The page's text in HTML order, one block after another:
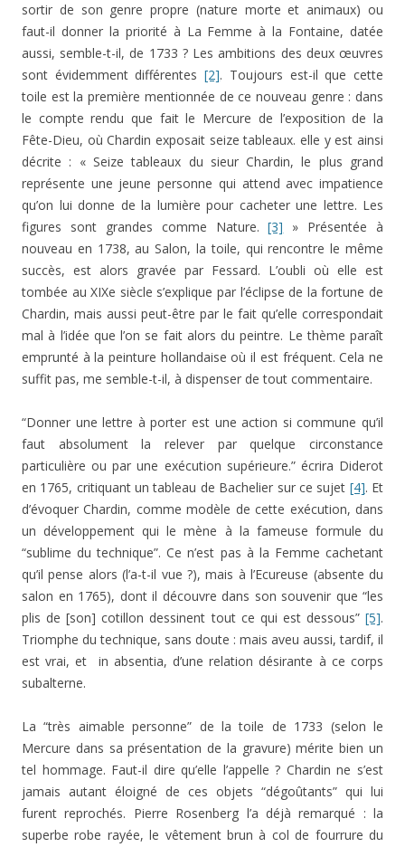
sortir de son genre propre (nature morte et animaux) ou
faut-il donner la priorité à La Femme à la Fontaine, datée
aussi, semble-t-il, de 1733 ? Les ambitions des deux œuvres
sont évidemment différentes[2]. Toujours est-il que cette
toile est la première mentionnée de ce nouveau genre : dans
le compte rendu que fait le Mercure de l’exposition de la
Fête-Dieu, où Chardin exposait seize tableaux. elle y est ainsi
décrite : « Seize tableaux du sieur Chardin, le plus grand
représente une jeune personne qui attend avec impatience
qu’on lui donne de la lumière pour cacheter une lettre. Les
figures sont grandes comme Nature.[3] » Présentée à
nouveau en 1738, au Salon, la toile, qui rencontre le même
succès, est alors gravée par Fessard. L’oubli où elle est
tombée au XIXe siècle s’explique par l’éclipse de la fortune de
Chardin, mais aussi peut-être par le fait qu’elle correspondait
mal à l’idée que l’on se fait alors du peintre. Le thème paraît
emprunté à la peinture hollandaise où il est fréquent. Cela ne
suffit pas, me semble-t-il, à dispenser de tout commentaire.
“Donner une lettre à porter est une action si commune qu’il
faut absolument la relever par quelque circonstance
particulière ou par une exécution supérieure.” écrira Diderot
en 1765, critiquant un tableau de Bachelier sur ce sujet [4]. Et
d’évoquer Chardin, comme modèle de cette exécution, dans
un développement qui le mène à la fameuse formule du
“sublime du technique”. Ce n’est pas à la Femme cachetant
qu’il pense alors (l’a-t-il vue ?), mais à l’Ecureuse (absente du
salon en 1765), dont il découvre dans son souvenir que “les
plis de [son] cotillon dessinent tout ce qui est dessous” [5].
Triomphe du technique, sans doute : mais aveu aussi, tardif, il
est vrai, et in absentia, d’une relation désirante à ce corps
subalterne.
La “très aimable personne” de la toile de 1733 (selon le
Mercure dans sa présentation de la gravure) mérite bien un
tel hommage. Faut-il dire qu’elle l’appelle ? Chardin ne s’est
jamais autant éloigné de ces objets “dégoûtants” qui lui
furent reprochés. Pierre Rosenberg l’a déjà remarqué : la
superbe robe rayée, le vêtement brun à col de fourrure du